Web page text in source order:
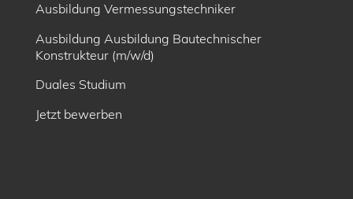
Ausbildung Vermessungstechniker
Ausbildung Ausbildung Bautechnischer
Konstrukteur (m/w/d)
Duales Studium
Jetzt bewerben